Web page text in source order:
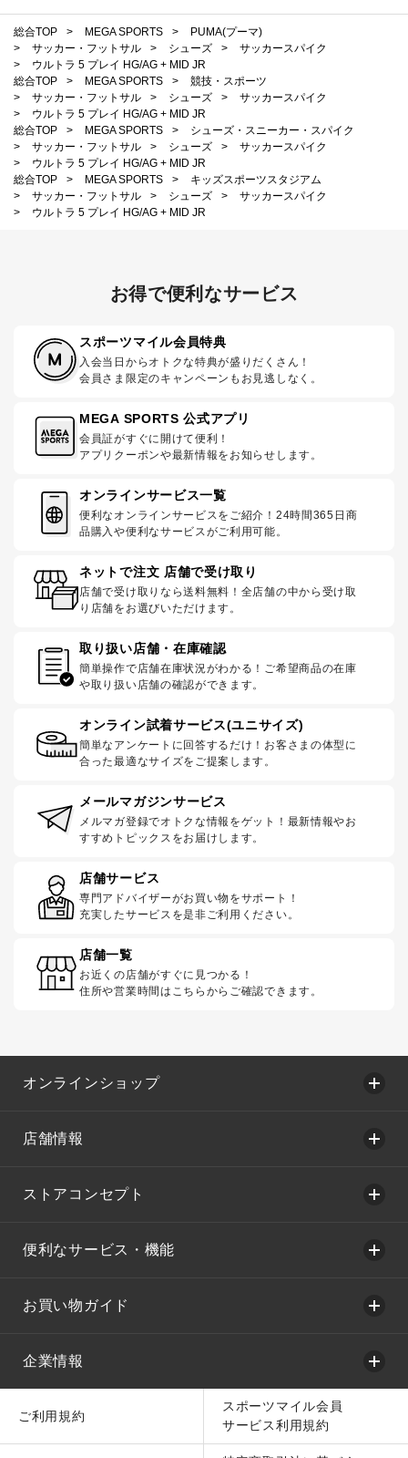
総合TOP > MEGA SPORTS >
PUMA(プーマ)
>
サッカー・フットサル > シューズ >
サッカースパイク
>
ウルトラ 5 プレイ HG/AG + MID JR
総合TOP
> MEGA SPORTS >
競技・スポーツ
>
サッカー・フットサル > シューズ >
サッカースパイク
>
ウルトラ 5 プレイ HG/AG + MID JR
総合TOP
> MEGA SPORTS >
シューズ・スニーカー・スパイク
>
サッカー・フットサル > シューズ >
サッカースパイク
>
ウルトラ 5 プレイ HG/AG + MID JR
総合TOP
> MEGA SPORTS >
キッズスポーツスタジアム
>
サッカー・フットサル > シューズ >
サッカースパイク
>
ウルトラ 5 プレイ HG/AG + MID JR
お得で便利なサービス
スポーツマイル会員特典
入会当日からオトクな特典が盛りだくさん！
会員さま限定のキャンペーンもお見逃しなく。
MEGA SPORTS 公式アプリ
会員証がすぐに開けて便利！
アプリクーポンや最新情報をお知らせします。
オンラインサービス一覧
便利なオンラインサービスをご紹介！24時間365日商
品購入や便利なサービスがご利用可能。
ネットで注文 店舗で受け取り
店舗で受け取りなら送料無料！全店舗の中から受け取
り店舗をお選びいただけます。
取り扱い店舗・在庫確認
簡単操作で店舗在庫状況がわかる！ご希望商品の在庫
や取り扱い店舗の確認ができます。
オンライン試着サービス(ユニサイズ)
簡単なアンケートに回答するだけ！お客さまの体型に
合った最適なサイズをご提案します。
メールマガジンサービス
メルマガ登録でオトクな情報をゲット！最新情報やお
すすめトピックスをお届けします。
店舗サービス
専門アドバイザーがお買い物をサポート！
充実したサービスを是非ご利用ください。
店舗一覧
お近くの店舗がすぐに見つかる！
住所や営業時間はこちらからご確認できます。
オンラインショップ
店舗情報
ストアコンセプト
便利なサービス・機能
お買い物ガイド
企業情報
ご利用規約
スポーツマイル会員
サービス利用規約